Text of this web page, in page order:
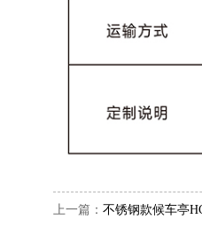
上一篇： 不锈钢款候车亭